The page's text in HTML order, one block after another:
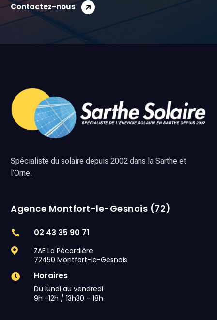
Contactez-nous
Spécialiste du solaire depuis 2002 dans la Sarthe et
l’Orne.
Agence Montfort-le-Gesnois (72)
 02 43 35 90 71

ZAE La Pécardière
72450 Montfort-le-Gesnois
 Horaires
Du lundi au vendredi
9h -12h / 13h30 – 18h